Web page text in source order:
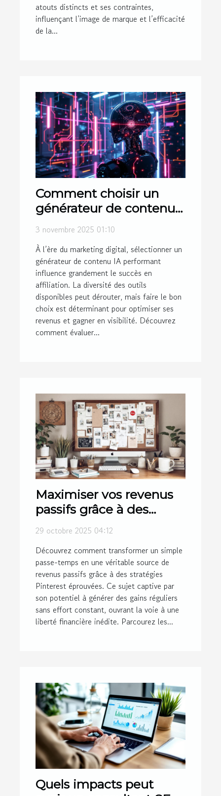
atouts distincts et ses contraintes,
influençant l’image de marque et l’efficacité
de la...
Comment choisir un
générateur de contenu
IA pour maximiser vos
3 novembre 2025 01:10
À l’ère du marketing digital, sélectionner un
générateur de contenu IA performant
influence grandement le succès en
affiliation. La diversité des outils
disponibles peut dérouter, mais faire le bon
choix est déterminant pour optimiser ses
revenus et gagner en visibilité. Découvrez
comment évaluer...
Maximiser vos revenus
passifs grâce à des
stratégies Pinterest
29 octobre 2025 04:12
Découvrez comment transformer un simple
passe-temps en une véritable source de
revenus passifs grâce à des stratégies
Pinterest éprouvées. Ce sujet captive par
son potentiel à générer des gains réguliers
sans effort constant, ouvrant la voie à une
liberté financière inédite. Parcourez les...
Quels impacts peut